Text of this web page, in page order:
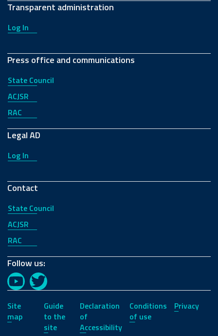
Transparent administration
Log In
Press office and communications
State Council
ACJSR
RAC
Legal AD
Log In
Contact
State Council
ACJSR
RAC
Follow us:
YouTubeTwitter
Site
map
Guide
to the
site
Declaration
of
Accessibility
Conditions
of use
Privacy